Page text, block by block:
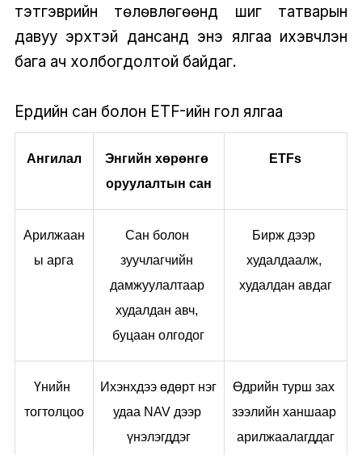
тэтгэврийн төлөвлөгөөнүүд шиг татварын
давуу эрхтэй дансанд энэ ялгаа ихэвчлэн
бага ач холбогдолтой байдаг.
Ердийн сан болон ETF-ийн гол ялгаа
Ангилал
Энгийн хөрөнгө
оруулалтын сан
ETFs
Арилжаан
ы арга
Сан болон
зуучлагчийн
дамжуулалтаар
худалдан авч,
буцаан олгодог
Бирж дээр
худалдаалж,
худалдан авдаг
Үнийн
тогтолцоо
Ихэнхдээ өдөрт нэг
удаа NAV дээр
үнэлэгддэг
Өдрийн турш зах
зээлийн ханшаар
арилжаалагддаг